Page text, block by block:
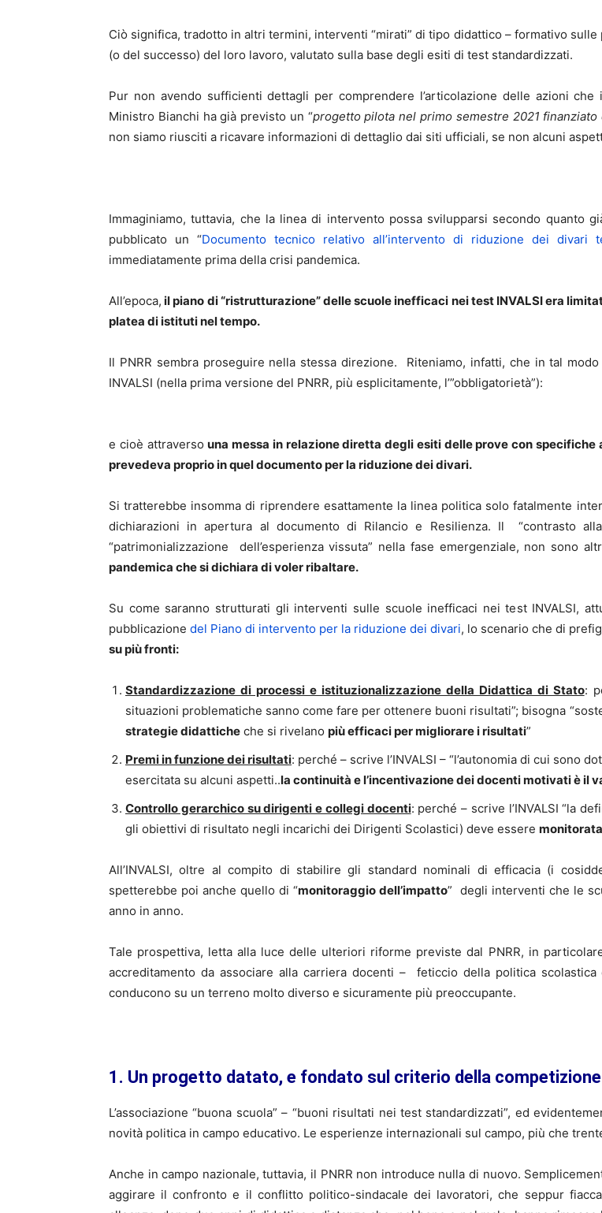
Ciò significa, tradotto in altri termini, interventi “mirati” di tipo didattico – formativo
(o del successo) del loro lavoro, valutato sulla base degli esiti di test standardizzati.
Pur non avendo sufficienti dettagli per comprendere l’articolazione delle azioni
Ministro Bianchi ha già previsto un “progetto pilota nel primo semestre 2021
non siamo riusciti a ricavare informazioni di dettaglio dai siti ufficiali, se non alcuni
Immaginiamo, tuttavia, che la linea di intervento possa svilupparsi secondo quanto
pubblicato un “Documento tecnico relativo all’intervento di riduzione dei divari
immediatamente prima della crisi pandemica.
All’epoca, il piano di “ristrutturazione” delle scuole inefficaci nei test INVALSI era
platea di istituti nel tempo.
Il PNRR sembra proseguire nella stessa direzione. Riteniamo, infatti, che in tal
INVALSI (nella prima versione del PNRR, più esplicitamente, l’”obbligatorietà”):
e cioè attraversouna messa in relazione diretta degli esiti delle prove con
prevedeva proprio in quel documento per la riduzione dei divari.
Si tratterebbe insomma di riprendere esattamente la linea politica solo fatalmente
dichiarazioni in apertura al documento di Rilancio e Resilienza. Il “contrasto
“patrimonializzazione dell’esperienza vissuta” nella fase emergenziale, non sono
pandemica che si dichiara di voler ribaltare.
Su come saranno strutturati gli interventi sulle scuole inefficaci nei test INVALSI,
pubblicazione del Piano di intervento per la riduzione dei divari, lo scenario che di
su più fronti:
Standardizzazione di processi e istituzionalizzazione della Didattica di Stato:
situazioni problematiche sanno come fare per ottenere buoni risultati”; bisogna
strategie didattiche che si rivelano più efficaci per migliorare i risultati”
Premi in funzione dei risultati: perché – scrive l’INVALSI – “l’autonomia di cui sono
esercitata su alcuni aspetti..la continuità e l’incentivazione dei docenti motivati è il
Controllo gerarchico su dirigenti e collegi docenti: perché – scrive l’INVALSI “la
gli obiettivi di risultato negli incarichi dei Dirigenti Scolastici) deve essere
All’INVALSI, oltre al compito di stabilire gli standard nominali di efficacia (i
spetterebbe poi anche quello di “monitoraggio dell’impatto” degli interventi che le
anno in anno.
Tale prospettiva, letta alla luce delle ulteriori riforme previste dal PNRR, in particolare
accreditamento da associare alla carriera docenti – feticcio della politica
conducono su un terreno molto diverso e sicuramente più preoccupante.
1. Un progetto datato, e fondato sul criterio della competizione
L’associazione “buona scuola” – “buoni risultati nei test standardizzati”, ed
novità politica in campo educativo. Le esperienze internazionali sul campo, più che
Anche in campo nazionale, tuttavia, il PNRR non introduce nulla di nuovo.
aggirare il confronto e il conflitto politico-sindacale dei lavoratori, che seppur